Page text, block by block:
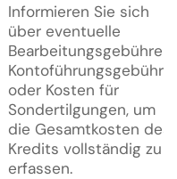
Informieren Sie sich
über eventuelle
Bearbeitungsgebühren,
oder Kosten für
Sondertilgungen, um
die Gesamtkosten des
Kredits vollständig zu
erfassen.